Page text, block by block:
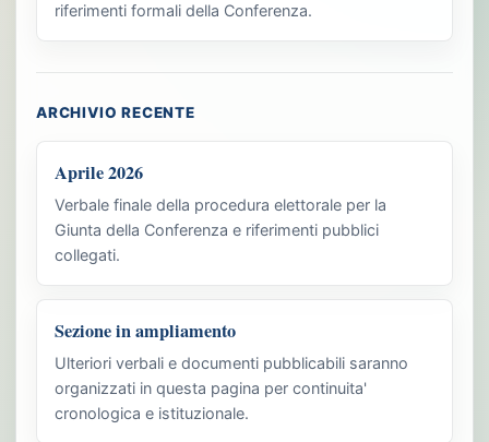
riferimenti formali della Conferenza.
ARCHIVIO RECENTE
Aprile 2026
Verbale finale della procedura elettorale per la
Giunta della Conferenza e riferimenti pubblici
collegati.
Sezione in ampliamento
Ulteriori verbali e documenti pubblicabili saranno
organizzati in questa pagina per continuita'
cronologica e istituzionale.